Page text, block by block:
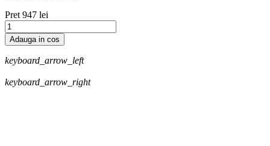
Pret 947 lei
Adauga in cos
keyboard_arrow_left
keyboard_arrow_right